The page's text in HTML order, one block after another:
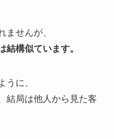
ませんが、
結構似ています。
うに、
結局は他人から見た客